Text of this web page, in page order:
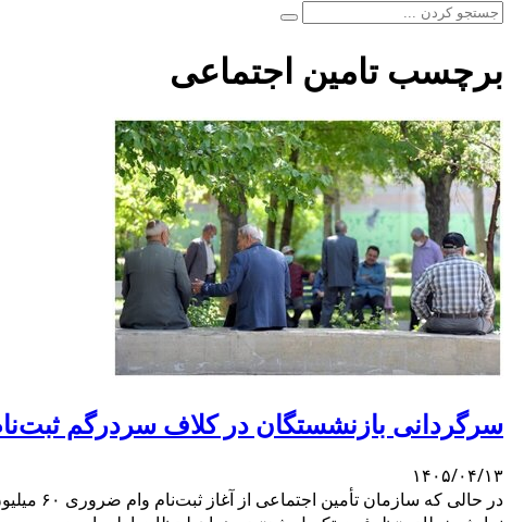
برچسب تامین اجتماعی
سرگردانی بازنشستگان در کلاف سردرگم ثبت‌نام وام ۶۰ میلیونی؛ وعده اول
۱۴۰۵/۰۴/۱۳
در